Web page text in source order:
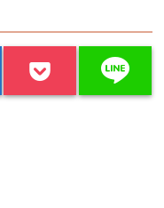
line